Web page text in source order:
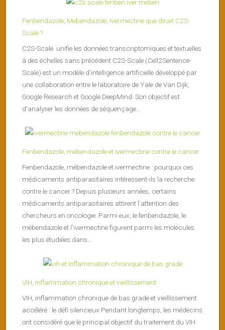
Fenbendazole, Mebendazole, Ivermectine que dirait C2S-
Scale ?
C2S-Scale unifie les données transcriptomiques et textuelles
à des échelles sans précédent C2S-Scale (Cell2Sentence-
Scale) est un modèle d’intelligence artificielle développé par
une collaboration entre le laboratoire de Yale de Van Dijk,
Google Research et Google DeepMind. Son objectif est
d’analyser les données de séquençage...
Fenbendazole, mébendazole et ivermectine contre le cancer
Fenbendazole, mébendazole et ivermectine : pourquoi ces
médicaments antiparasitaires intéressent-ils la recherche
contre le cancer ? Depuis plusieurs années, certains
médicaments antiparasitaires attirent l’attention des
chercheurs en oncologie. Parmi eux, le fenbendazole, le
mébendazole et l’ivermectine figurent parmi les molécules
les plus étudiées dans...
VIH, inflammation chronique et vieillissement
VIH, inflammation chronique de bas grade et vieillissement
accéléré : le défi silencieux Pendant longtemps, les médecins
ont considéré que le principal objectif du traitement du VIH